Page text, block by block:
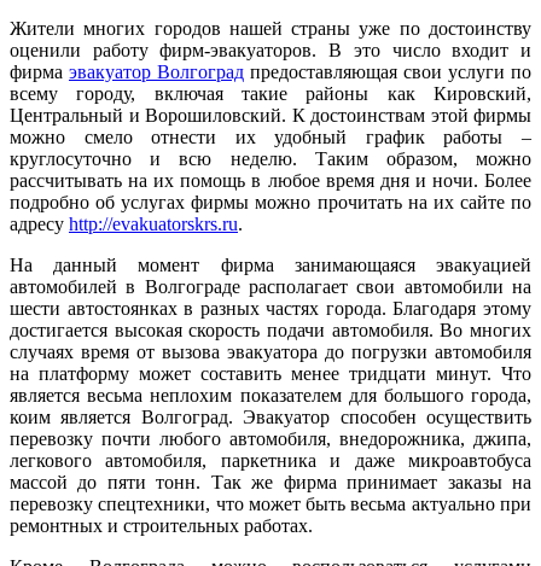
Жители многих городов нашей страны уже по достоинству
оценили работу фирм-эвакуаторов. В это число входит и
фирма эвакуатор Волгоград предоставляющая свои услуги по
всему городу, включая такие районы как Кировский,
Центральный и Ворошиловский. К достоинствам этой фирмы
можно смело отнести их удобный график работы –
круглосуточно и всю неделю. Таким образом, можно
рассчитывать на их помощь в любое время дня и ночи. Более
подробно об услугах фирмы можно прочитать на их сайте по
адресу http://evakuatorskrs.ru.
На данный момент фирма занимающаяся эвакуацией
автомобилей в Волгограде располагает свои автомобили на
шести автостоянках в разных частях города. Благодаря этому
достигается высокая скорость подачи автомобиля. Во многих
случаях время от вызова эвакуатора до погрузки автомобиля
на платформу может составить менее тридцати минут. Что
является весьма неплохим показателем для большого города,
коим является Волгоград. Эвакуатор способен осуществить
перевозку почти любого автомобиля, внедорожника, джипа,
легкового автомобиля, паркетника и даже микроавтобуса
массой до пяти тонн. Так же фирма принимает заказы на
перевозку спецтехники, что может быть весьма актуально при
ремонтных и строительных работах.